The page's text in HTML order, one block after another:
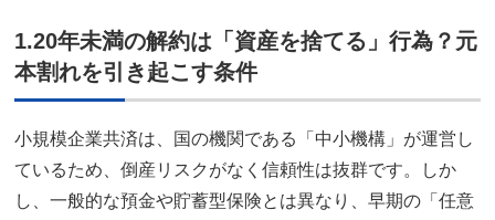
1.20年未満の解約は「資産を捨てる」行為？元
本割れを引き起こす条件
小規模企業共済は、国の機関である「中小機構」が運営し
ているため、倒産リスクがなく信頼性は抜群です。しか
し、一般的な預金や貯蓄型保険とは異なり、早期の「任意